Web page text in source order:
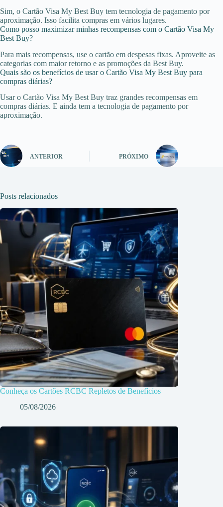
Sim, o Cartão Visa My Best Buy tem tecnologia de pagamento por
aproximação. Isso facilita compras em vários lugares.
Como posso maximizar minhas recompensas com o Cartão Visa My
Best Buy?
Para mais recompensas, use o cartão em despesas fixas. Aproveite as
categorias com maior retorno e as promoções da Best Buy.
Quais são os benefícios de usar o Cartão Visa My Best Buy para
compras diárias?
Usar o Cartão Visa My Best Buy traz grandes recompensas em
compras diárias. E ainda tem a tecnologia de pagamento por
aproximação.
ANTERIOR PRÓXIMO
Posts relacionados
Conheça os Cartões RCBC Repletos de Benefícios
05/08/2026